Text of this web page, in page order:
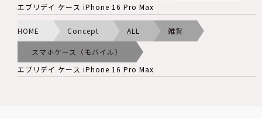
エブリデイ ケース iPhone 16 Pro Max
HOME Concept ALL 雑貨
スマホケース（モバイル）
エブリデイ ケース iPhone 16 Pro Max